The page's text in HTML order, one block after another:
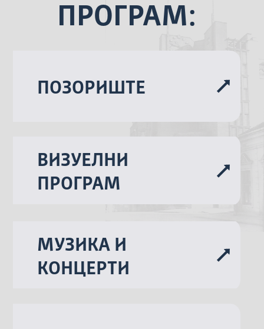
ПРОГРАМ:
ПОЗОРИШТЕ
ВИЗУЕЛНИ
ПРОГРАМ
МУЗИКА И
КОНЦЕРТИ